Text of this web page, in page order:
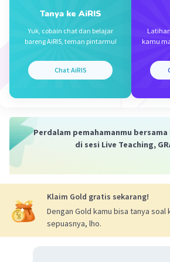
19 April 2024 16:38
Iklan
Naufal A Level 54
Beri Rating·0.0(0) Balas
Tanya ke AiRIS
Yuk, cobain chat dan belajar
bareng AiRIS, teman pintarmu!
Chat AiRIS
kamu
Perdalam pemahamanmu
di sesi Live Teaching,
Klaim Gold gratis sekarang!
Dengan Gold kamu bisa tanya soal
sepuasnya, lho.